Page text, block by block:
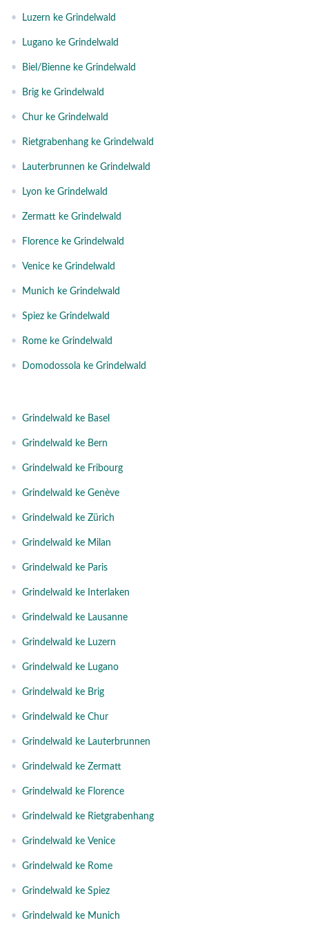
• Luzern ke Grindelwald
• Lugano ke Grindelwald
• Biel/Bienne ke Grindelwald
• Brig ke Grindelwald
• Chur ke Grindelwald
• Rietgrabenhang ke Grindelwald
• Lauterbrunnen ke Grindelwald
• Lyon ke Grindelwald
• Zermatt ke Grindelwald
• Florence ke Grindelwald
• Venice ke Grindelwald
• Munich ke Grindelwald
• Spiez ke Grindelwald
• Rome ke Grindelwald
• Domodossola ke Grindelwald
• Grindelwald ke Basel
• Grindelwald ke Bern
• Grindelwald ke Fribourg
• Grindelwald ke Genève
• Grindelwald ke Zürich
• Grindelwald ke Milan
• Grindelwald ke Paris
• Grindelwald ke Interlaken
• Grindelwald ke Lausanne
• Grindelwald ke Luzern
• Grindelwald ke Lugano
• Grindelwald ke Brig
• Grindelwald ke Chur
• Grindelwald ke Lauterbrunnen
• Grindelwald ke Zermatt
• Grindelwald ke Florence
• Grindelwald ke Rietgrabenhang
• Grindelwald ke Venice
• Grindelwald ke Rome
• Grindelwald ke Spiez
• Grindelwald ke Munich